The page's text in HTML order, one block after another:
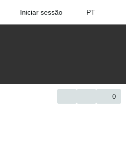
Iniciar sessão PT
0